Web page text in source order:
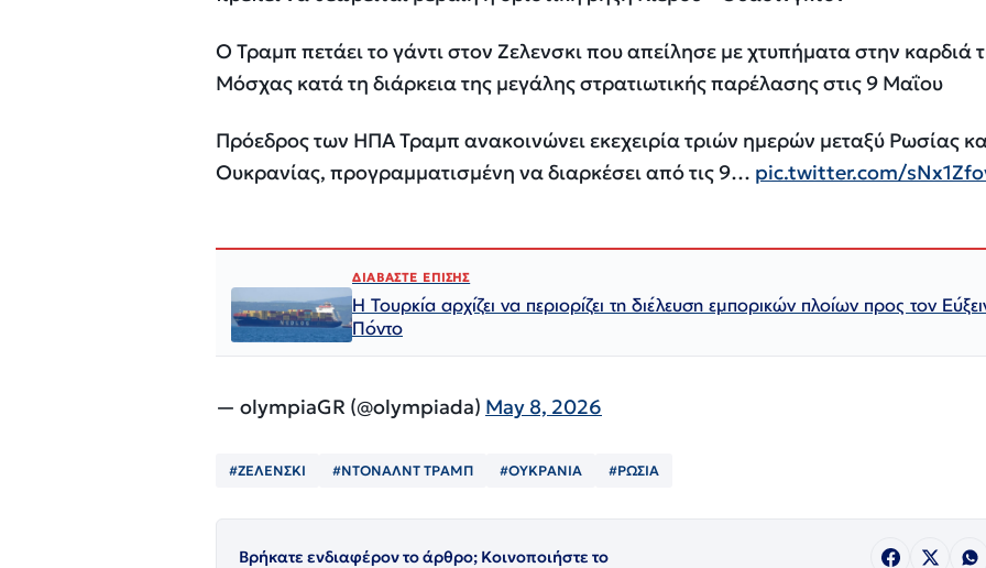
Ο Τραμπ πετάει το γάντι στον Ζελενσκι που απείλησε με χτυπήματα στην καρδιά
Μόσχας κατά τη διάρκεια της μεγάλης στρατιωτικής παρέλασης στις 9 Μαΐου
Πρόεδρος των ΗΠΑ Τραμπ ανακοινώνει εκεχειρία τριών ημερών μεταξύ Ρωσίας
Ουκρανίας, προγραμματισμένη να διαρκέσει από τις 9… pic.twitter.com/
ΔΙΑΒΑΣΤΕ ΕΠΙΣΗΣ
Η Τουρκία αρχίζει να περιορίζει τη διέλευση εμπορικών πλοίων προς τον
Πόντο
— olympiaGR (@olympiada) May 8, 2026
#ΖΕΛΕΝΣΚΙ #ΝΤΟΝΑΛΝΤ ΤΡΑΜΠ #ΟΥΚΡΑΝΙΑ #ΡΩΣΙΑ
Βρήκατε ενδιαφέρον το άρθρο; Κοινοποιήστε το